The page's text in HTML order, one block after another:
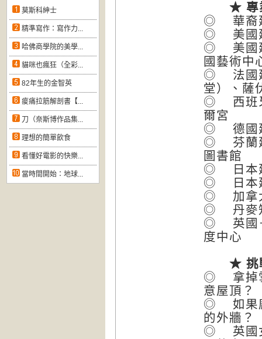
莫斯科紳士
精準寫作：寫作力...
哈佛商學院的美學...
貓咪也瘋狂（全彩...
82年生的金智英
痠痛拉筋解剖書【...
刀（奈斯博作品集...
理想的簡單飲食
看懂好電影的快樂...
當時間開始：地球...
★ 專業
◎ 華裔建
◎ 美國建
◎ 美國建
國藝術中
◎ 法國建
堂）、薩
◎ 西班牙
爾宮
◎ 德國建
◎ 芬蘭建
圖書館
◎ 日本建
◎ 日本建
◎ 加拿大
◎ 丹麥知
◎ 英國＋
度中心
★ 挑戰
◎ 拿掉雪
意屋頂？
◎ 如果龐
的外牆？
◎ 英國女